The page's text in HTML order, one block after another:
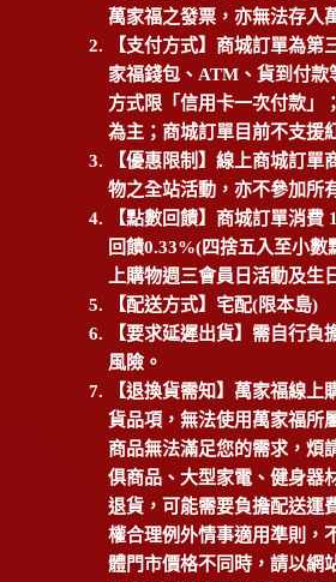
萬家福之發票，亦無法存入
【支付方式】商城訂單為第
家福錢包、ATM、貨到付款
方式限「信用卡一次付款」
為主；商城訂單目前不支援
【優惠限制】線上商城訂
物之全站活動，亦不參加所
【點數回饋】商城訂單消
回饋0.33%(四捨五入至小
上購物週三會員日活動及生
【配送方式】宅配(限本島)
【要求延遲出貨】需自行
風險。
【退換貨需知】萬家福線上
貨品項，無法使用萬家福所
商品無法滿足您的需求，煩
俱商品、大型家電、健身器
退貨，可能需要負擔配送運
權合理例外情事適用準則，
體門市價格不同時，請以網